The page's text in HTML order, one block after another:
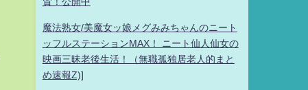
魔法熟女/美魔女ッ娘メグみみちゃんのニート
ッフルステーションMAX！ ニート仙人仙女の
映画三昧老後生活！（無職孤独居老人的まと
め速報Z)]